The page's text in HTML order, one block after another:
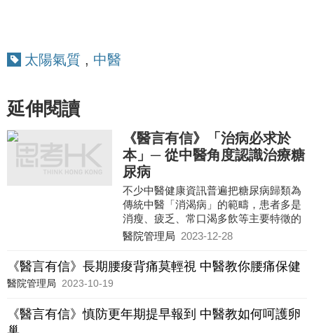
太陽氣質 , 中醫
延伸閱讀
《醫言有信》「治病必求於
本」─ 從中醫角度認識治療糖
尿病
不少中醫健康資訊普遍把糖尿病歸類為
傳統中醫「消渴病」的範疇，患者多是
消瘦、疲乏、常口渴多飲等主要特徵的
臨床症狀，而當中可能包含了現代醫學
醫院管理局 2023-12-28
《醫言有信》長期腰痠背痛莫輕視 中醫教你腰痛保健
醫院管理局 2023-10-19
《醫言有信》慎防更年期提早報到 中醫教如何呵護卵